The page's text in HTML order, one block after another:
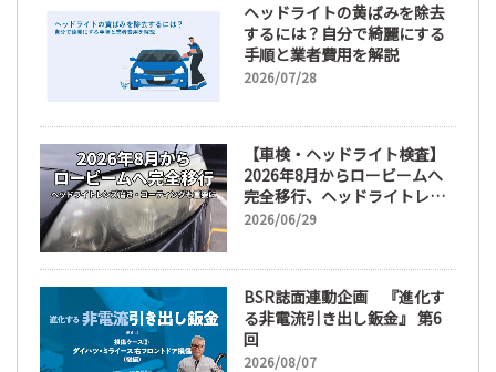
ヘッドライトの黄ばみを除去
するには？自分で綺麗にする
手順と業者費用を解説
2026/07/28
【車検・ヘッドライト検査】
2026年8月からロービームへ
完全移行、ヘッドライトレン
ズ磨き・コーティングも重要
2026/06/29
BSR誌面連動企画 『進化す
る非電流引き出し鈑金』 第6
回
2026/08/07